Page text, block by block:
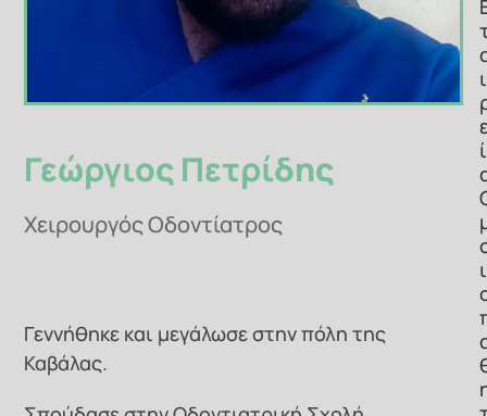
Γεώργιος Πετρίδης
Χειρουργός Οδοντίατρος
Γεννήθηκε και μεγάλωσε στην πόλη της
Καβάλας.
ι
ί
ι